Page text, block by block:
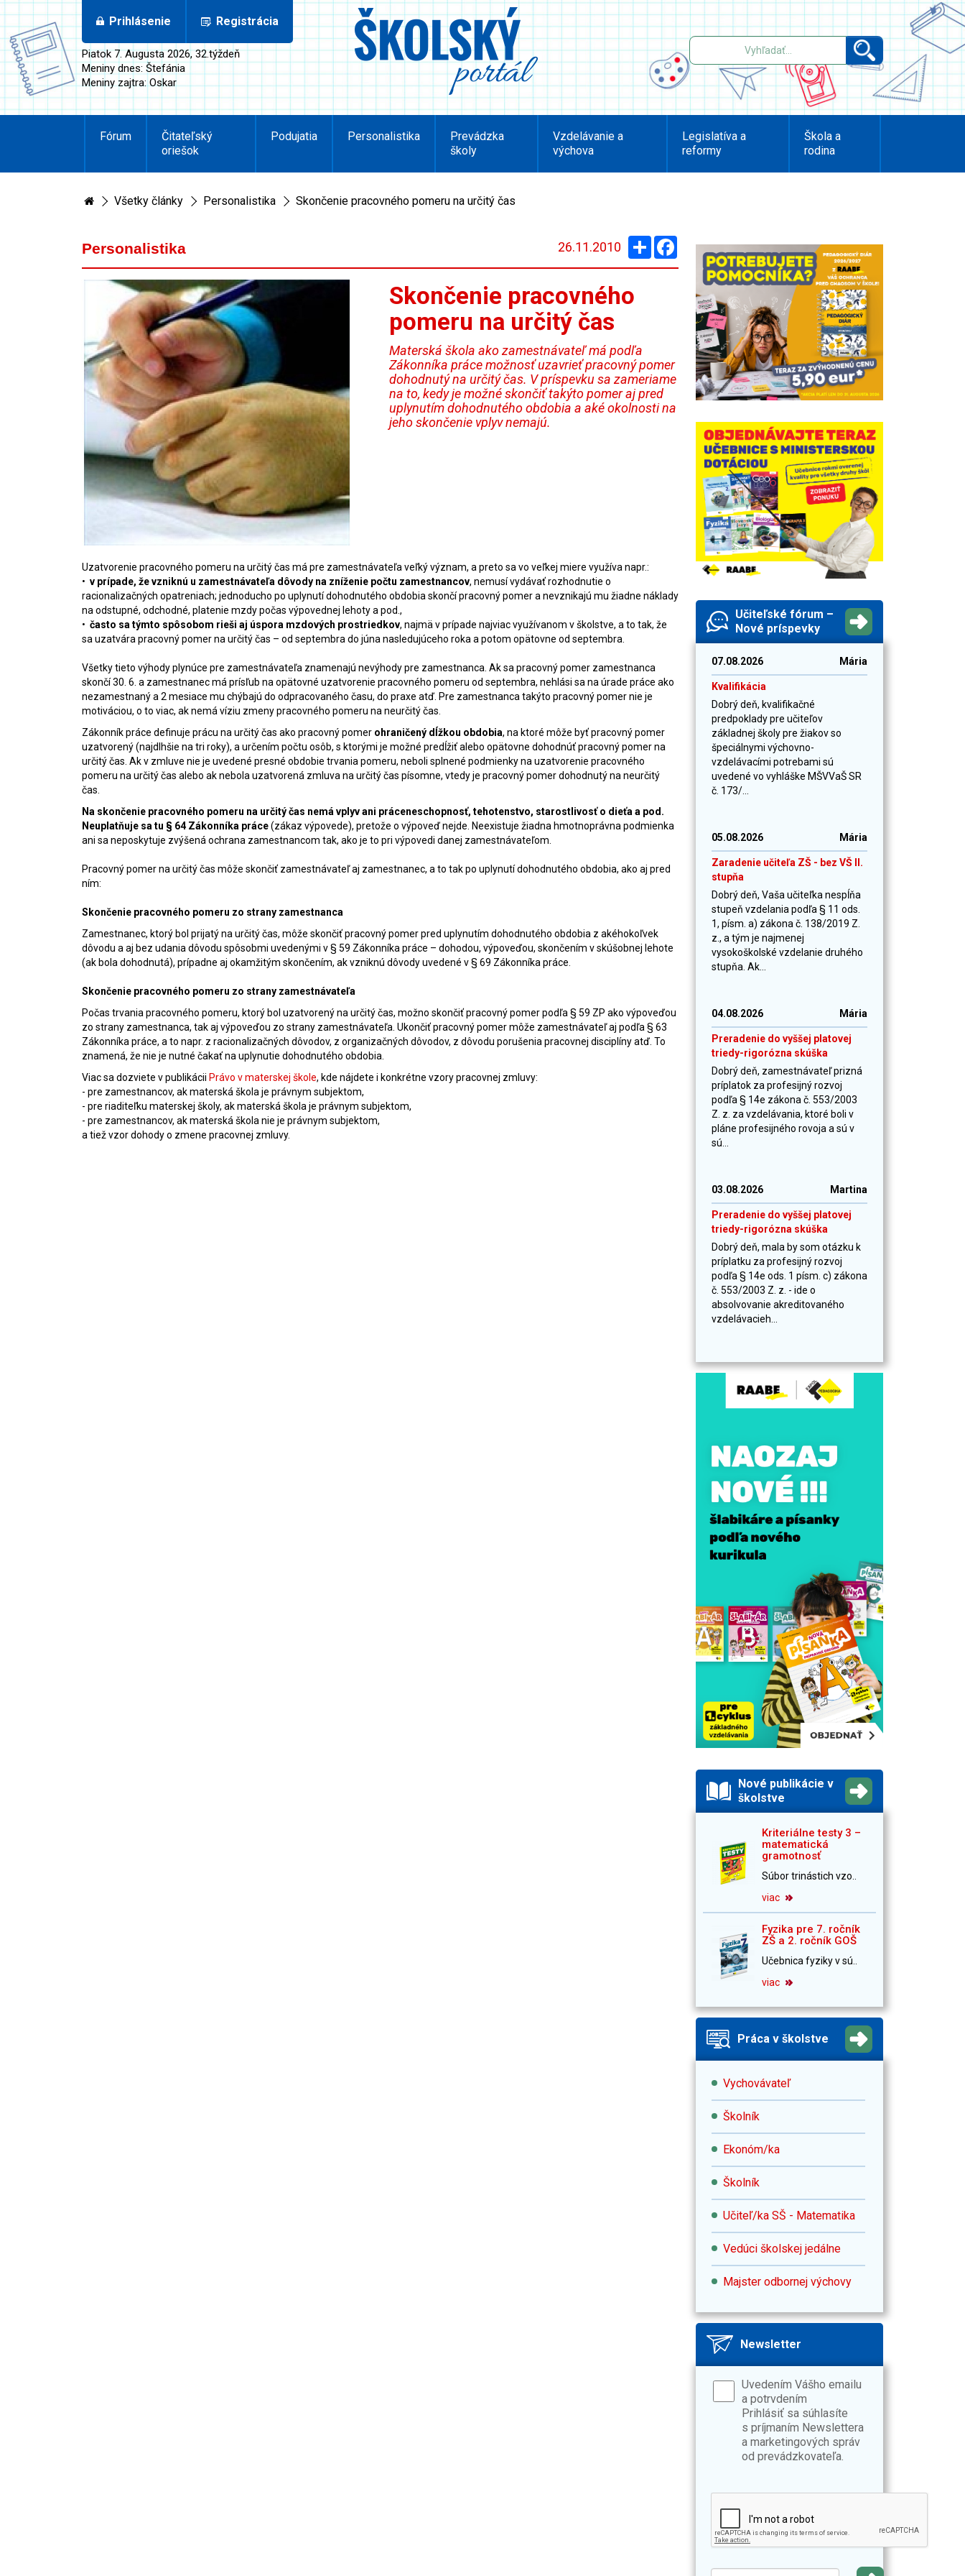
Prihlásenie Registrácia
Piatok 7. Augusta 2026, 32.týždeň
Meniny dnes: Štefánia
Meniny zajtra: Oskar
Fórum
Čitateľský
oriešok
Podujatia Personalistika
Prevádzka
školy
Vzdelávanie a
výchova
Legislatíva a
reformy
Škola a
rodina
Všetky články Personalistika Skončenie pracovného pomeru na určitý čas
Personalistika 26.11.2010 Zdieľaj
Skončenie pracovného
pomeru na určitý čas
Materská škola ako zamestnávateľ má podľa
Zákonníka práce možnosť uzavrieť pracovný pomer
dohodnutý na určitý čas. V príspevku sa zameriame
na to, kedy je možné skončiť takýto pomer aj pred
uplynutím dohodnutého obdobia a aké okolnosti na
jeho skončenie vplyv nemajú.
Uzatvorenie pracovného pomeru na určitý čas má pre zamestnávateľa veľký význam, a preto sa vo veľkej miere využíva napr.:
• v prípade, že vzniknú u zamestnávateľa dôvody na zníženie počtu zamestnancov, nemusí vydávať rozhodnutie o
racionalizačných opatreniach; jednoducho po uplynutí dohodnutého obdobia skončí pracovný pomer a nevznikajú mu žiadne náklady
na odstupné, odchodné, platenie mzdy počas výpovednej lehoty a pod.,
• často sa týmto spôsobom rieši aj úspora mzdových prostriedkov, najmä v prípade najviac využívanom v školstve, a to tak, že
sa uzatvára pracovný pomer na určitý čas – od septembra do júna nasledujúceho roka a potom opätovne od septembra.
Všetky tieto výhody plynúce pre zamestnávateľa znamenajú nevýhody pre zamestnanca. Ak sa pracovný pomer zamestnanca
skončí 30. 6. a zamestnanec má prísľub na opätovné uzatvorenie pracovného pomeru od septembra, nehlási sa na úrade práce ako
nezamestnaný a 2 mesiace mu chýbajú do odpracovaného času, do praxe atď. Pre zamestnanca takýto pracovný pomer nie je
motiváciou, o to viac, ak nemá víziu zmeny pracovného pomeru na neurčitý čas.
Zákonník práce definuje prácu na určitý čas ako pracovný pomer ohraničený dĺžkou obdobia, na ktoré môže byť pracovný pomer
uzatvorený (najdlhšie na tri roky), a určením počtu osôb, s ktorými je možné predĺžiť alebo opätovne dohodnúť pracovný pomer na
určitý čas. Ak v zmluve nie je uvedené presné obdobie trvania pomeru, neboli splnené podmienky na uzatvorenie pracovného
pomeru na určitý čas alebo ak nebola uzatvorená zmluva na určitý čas písomne, vtedy je pracovný pomer dohodnutý na neurčitý
čas.
Na skončenie pracovného pomeru na určitý čas nemá vplyv ani práceneschopnosť, tehotenstvo, starostlivosť o dieťa a pod.
Neuplatňuje sa tu § 64 Zákonníka práce(zákaz výpovede), pretože o výpoveď nejde. Neexistuje žiadna hmotnoprávna podmienka
ani sa neposkytuje zvýšená ochrana zamestnancom tak, ako je to pri výpovedi danej zamestnávateľom.
Pracovný pomer na určitý čas môže skončiť zamestnávateľ aj zamestnanec, a to tak po uplynutí dohodnutého obdobia, ako aj pred
ním:
Skončenie pracovného pomeru zo strany zamestnanca
Zamestnanec, ktorý bol prijatý na určitý čas, môže skončiť pracovný pomer pred uplynutím dohodnutého obdobia z akéhokoľvek
dôvodu a aj bez udania dôvodu spôsobmi uvedenými v § 59 Zákonníka práce – dohodou, výpoveďou, skončením v skúšobnej lehote
(ak bola dohodnutá), prípadne aj okamžitým skončením, ak vzniknú dôvody uvedené v § 69 Zákonníka práce.
Skončenie pracovného pomeru zo strany zamestnávateľa
Počas trvania pracovného pomeru, ktorý bol uzatvorený na určitý čas, možno skončiť pracovný pomer podľa § 59 ZP ako výpoveďou
zo strany zamestnanca, tak aj výpoveďou zo strany zamestnávateľa. Ukončiť pracovný pomer môže zamestnávateľ aj podľa § 63
Zákonníka práce, a to napr. z racionalizačných dôvodov, z organizačných dôvodov, z dôvodu porušenia pracovnej disciplíny atď. To
znamená, že nie je nutné čakať na uplynutie dohodnutého obdobia.
Viac sa dozviete v publikácii Právo v materskej škole, kde nájdete i konkrétne vzory pracovnej zmluvy:
- pre zamestnancov, ak materská škola je právnym subjektom,
- pre riaditeľku materskej školy, ak materská škola je právnym subjektom,
- pre zamestnancov, ak materská škola nie je právnym subjektom,
a tiež vzor dohody o zmene pracovnej zmluvy.
Učiteľské fórum –
Nové príspevky
07.08.2026 Mária
Kvalifikácia
Dobrý deň, kvalifikačné
predpoklady pre učiteľov
základnej školy pre žiakov so
špeciálnymi výchovno-
vzdelávacími potrebami sú
uvedené vo vyhláške MŠVVaŠ SR
č. 173/...
05.08.2026 Mária
Zaradenie učiteľa ZŠ - bez VŠ II.
stupňa
Dobrý deň, Vaša učiteľka nespĺňa
stupeň vzdelania podľa § 11 ods.
1, písm. a) zákona č. 138/2019 Z.
z., a tým je najmenej
vysokoškolské vzdelanie druhého
stupňa. Ak...
04.08.2026 Mária
Preradenie do vyššej platovej
triedy-rigorózna skúška
Dobrý deň, zamestnávateľ prizná
príplatok za profesijný rozvoj
podľa § 14e zákona č. 553/2003
Z. z. za vzdelávania, ktoré boli v
pláne profesijného rovoja a sú v
sú...
03.08.2026 Martina
Preradenie do vyššej platovej
triedy-rigorózna skúška
Dobrý deň, mala by som otázku k
príplatku za profesijný rozvoj
podľa § 14e ods. 1 písm. c) zákona
č. 553/2003 Z. z. - ide o
absolvovanie akreditovaného
vzdelávacieh...
Nové publikácie v
školstve
Kriteriálne testy 3 –
matematická
gramotnosť
Súbor trinástich vzo..
viac
Fyzika pre 7. ročník
ZŠ a 2. ročník GOŠ
Učebnica fyziky v sú..
viac
Práca v školstve
Vychovávateľ
Školník
Ekonóm/ka
Školník
Učiteľ/ka SŠ - Matematika
Vedúci školskej jedálne
Majster odbornej výchovy
Newsletter
Uvedením Vášho emailu
a potrvdením
Prihlásiť sa súhlasíte
s príjmaním Newslettera
a marketingových správ
od prevádzkovateľa.